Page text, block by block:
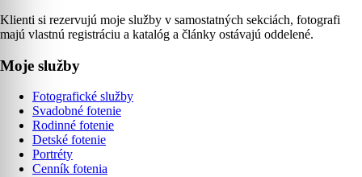
Klienti si rezervujú moje služby v samostatných sekciách, fotografi
majú vlastnú registráciu a katalóg a články ostávajú oddelené.
Moje služby
Fotografické služby
Svadobné fotenie
Rodinné fotenie
Detské fotenie
Portréty
Cenník fotenia